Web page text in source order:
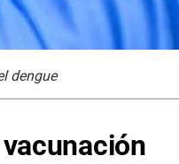
dengue